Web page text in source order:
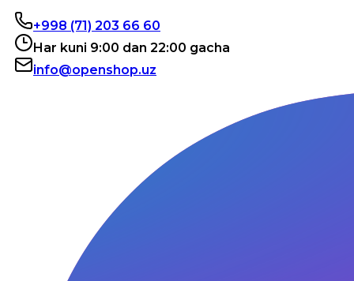
+998 (71) 203 66 60
Har kuni 9:00 dan 22:00 gacha
info@openshop.uz